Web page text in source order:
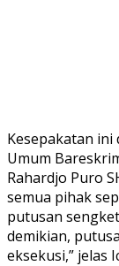
Kesepakatan
Umum
Rahardjo Puro
semua pihak
putusan
demikian,
eksekusi,” jelas